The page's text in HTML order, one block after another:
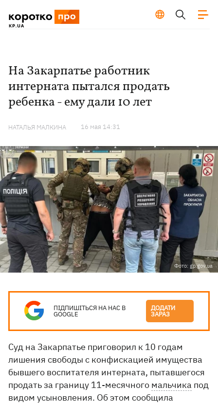
На Закарпатье работник
интерната пытался продать
ребенка - ему дали 10 лет
НАТАЛЬЯ МАЛКИНА 16 мая 14:31
Фото: gp.gov.ua
ПІДПИШІТЬСЯ НА НАС В
GOOGLE
ДОДАТИ
ЗАРАЗ
Суд на Закарпатье приговорил к 10 годам
лишения свободы с конфискацией имущества
бывшего воспитателя интерната, пытавшегося
продать за границу 11-месячного мальчика под
видом усыновления. Об этом сообщила